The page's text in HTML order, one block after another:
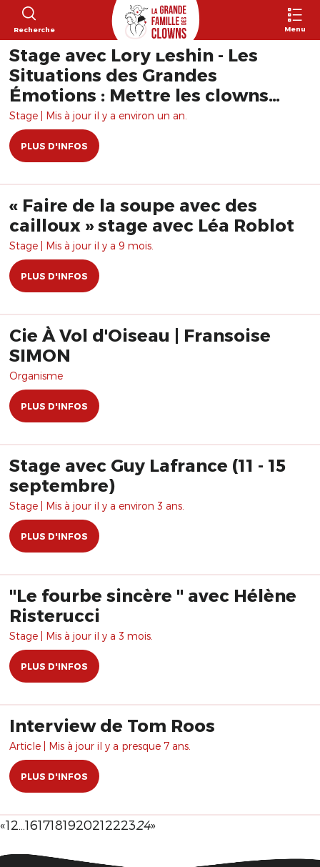
Recherche Menu
Stage avec Lory Leshin - Les
Situations des Grandes
Émotions : Mettre les clowns
dans le Mélodrame et la
Tragédie de tous les jours, de
tous les temps.
Stage | Mis à jour il y a environ un an.
PLUS D'INFOS
« Faire de la soupe avec des
cailloux » stage avec Léa Roblot
Stage | Mis à jour il y a 9 mois.
PLUS D'INFOS
Cie À Vol d'Oiseau | Fransoise
SIMON
Organisme
PLUS D'INFOS
Stage avec Guy Lafrance (11 - 15
septembre)
Stage | Mis à jour il y a environ 3 ans.
PLUS D'INFOS
"Le fourbe sincère " avec Hélène
Risterucci
Stage | Mis à jour il y a 3 mois.
PLUS D'INFOS
Interview de Tom Roos
Article | Mis à jour il y a presque 7 ans.
PLUS D'INFOS
«12 161718192021222324»